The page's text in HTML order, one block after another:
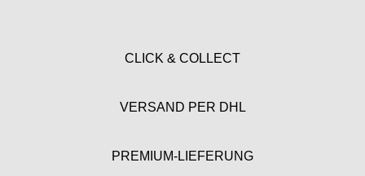
CLICK & COLLECT
VERSAND PER DHL
PREMIUM-LIEFERUNG